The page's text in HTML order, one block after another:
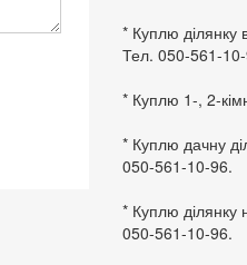
* Куплю ділянку
Тел. 050-561-
* Куплю 1-, 2-
* Куплю дачну
050-561-10-96.
* Куплю ділянку
050-561-10-96.